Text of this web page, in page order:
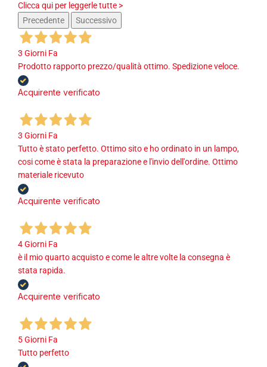
Clicca qui per leggerle tutte >
Precedente
Successivo
3 Giorni Fa
Prodotto rapporto prezzo/qualità ottimo. Spedizione veloce.
Acquirente verificato
3 Giorni Fa
Tutto è stato perfetto. Ottimo sito e ho ordinato in un lampo,
cosi come è stata la preparazione e l'invio dell'ordine. Ottimo
materiale ricevuto
Acquirente verificato
4 Giorni Fa
è il mio quarto acquisto e come le altre volte la consegna è
stata rapida.
Acquirente verificato
5 Giorni Fa
Tutto perfetto